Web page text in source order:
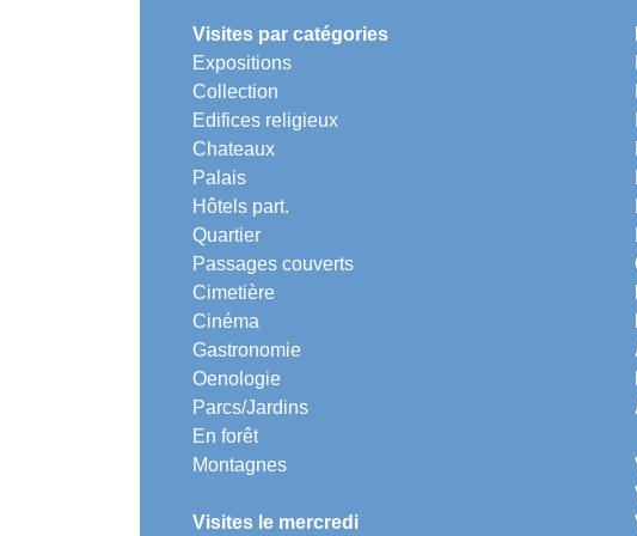
Visites par catégories
Expositions
Collection
Edifices religieux
Chateaux
Palais
Hôtels part.
Quartier
Passages couverts
Cimetière
Cinéma
Gastronomie
Oenologie
Parcs/Jardins
En forêt
Montagnes
Visites le mercredi